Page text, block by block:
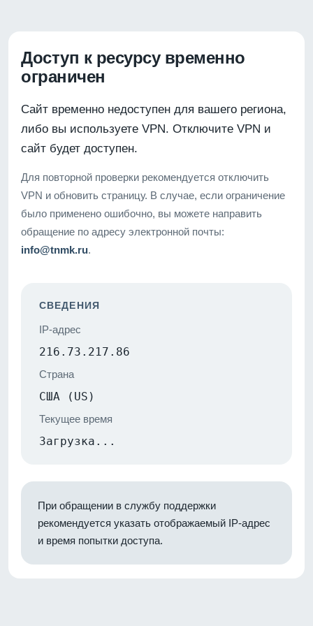
Доступ к ресурсу временно
ограничен
Сайт временно недоступен для вашего региона,
либо вы используете VPN. Отключите VPN и
сайт будет доступен.
Для повторной проверки рекомендуется отключить
VPN и обновить страницу. В случае, если ограничение
было применено ошибочно, вы можете направить
обращение по адресу электронной почты:
info@tnmk.ru.
СВЕДЕНИЯ
IP-адрес
216.73.217.86
Страна
США (US)
Текущее время
Загрузка...
При обращении в службу поддержки
рекомендуется указать отображаемый IP-адрес
и время попытки доступа.